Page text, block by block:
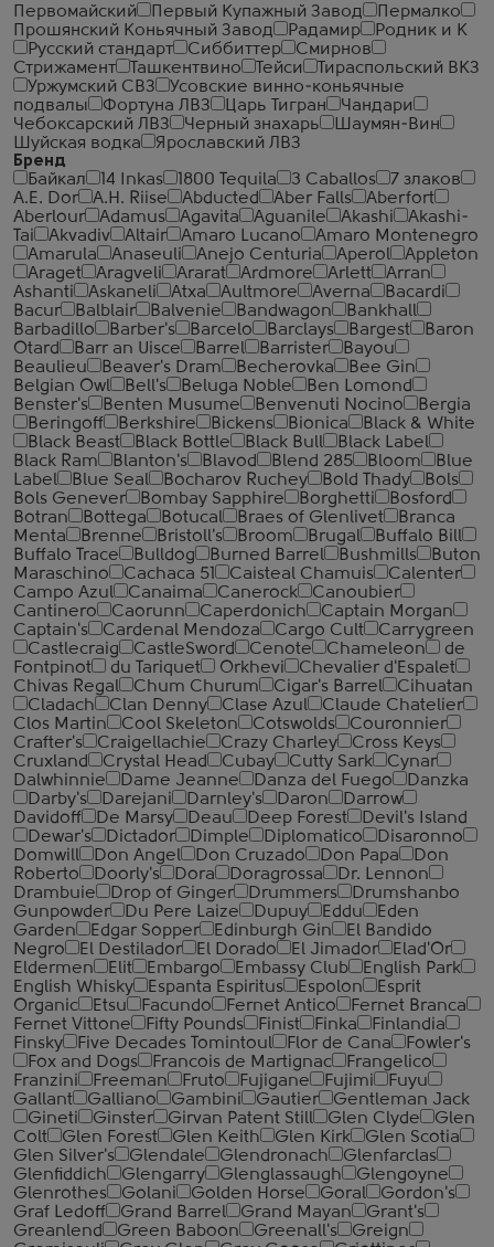
Первомайский
Первый Купажный Завод
Пермалко
Прошянский Коньячный Завод
Радамир
Родник и К
Русский стандарт
Сиббиттер
Смирнов
Стрижамент
Ташкентвино Тейси
Тираспольский ВКЗ
Уржумский СВЗ
Усовские винно-коньячные
подвалы
Фортуна ЛВЗ Царь Тигран
Чандари
Чебоксарский ЛВЗ
Черный знахарь
Шаумян-Вин
Шуйская водка
Ярославский ЛВЗ
Бренд
Байкал
14 Inkas 1800 Tequila 3 Caballos
7 злаков
A.E. Dor
A.H. Riise Abducted Aber Falls
Aberfort
Aberlour
Adamus Agavita Aguanile Akashi
Akashi-
Tai
Akvadiv Altair Amaro Lucano
Amaro Montenegro
Amarula
Anaseuli Anejo Centuria Aperol
Appleton
Araget
Aragveli Ararat Ardmore Arlett
Arran
Ashanti
Askaneli Atxa Aultmore Averna
Bacardi
Bacur
Balblair Balvenie Bandwagon
Bankhall
Barbadillo
Barber's Barcelo Barclays Bargest
Baron
Otard
Barr an Uisce Barrel Barrister
Bayou
Beaulieu
Beaver's Dram Becherovka
Bee Gin
Belgian Owl
Bell's Beluga Noble
Ben Lomond
Benster's
Benten Musume Benvenuti Nocino
Bergia
Beringoff
Berkshire Bickens Bionica
Black & White
Black Beast
Black Bottle Black Bull
Black Label
Black Ram
Blanton's Blavod Blend 285 Bloom
Blue
Label
Blue Seal Bocharov Ruchey Bold Thady
Bols
Bols Genever
Bombay Sapphire Borghetti
Bosford
Botran
Bottega Botucal Braes of Glenlivet
Branca
Menta
Brenne Bristoll's Broom Brugal
Buffalo Bill
Buffalo Trace
Bulldog Burned Barrel Bushmills
Buton
Maraschino
Cachaca 51 Caisteal Chamuis
Calenter
Campo Azul
Canaima Canerock
Canoubier
Cantinero
Caorunn Caperdonich
Captain Morgan
Captain's
Cardenal Mendoza Cargo Cult
Carrygreen
Castlecraig
CastleSword Cenote Chameleon
de
Fontpinot
du Tariquet Orkhevi
Chevalier d'Espalet
Chivas Regal
Chum Churum Cigar's Barrel
Cihuatan
Cladach
Clan Denny Clase Azul
Claude Chatelier
Clos Martin
Cool Skeleton Cotswolds
Couronnier
Crafter's
Craigellachie Crazy Charley
Cross Keys
Cruxland
Crystal Head Cubay Cutty Sark
Cynar
Dalwhinnie
Dame Jeanne Danza del Fuego
Danzka
Darby's
Darejani Darnley's Daron
Darrow
Davidoff
De Marsy Deau Deep Forest
Devil's Island
Dewar's
Dictador Dimple Diplomatico
Disaronno
Domwill
Don Angel Don Cruzado Don Papa
Don
Roberto
Doorly's Dora Doragrossa
Dr. Lennon
Drambuie
Drop of Ginger Drummers
Drumshanbo
Gunpowder
Du Pere Laize Dupuy Eddu
Eden
Garden
Edgar Sopper Edinburgh Gin
El Bandido
Negro
El Destilador El Dorado El Jimador
Elad'Or
Eldermen
Elit Embargo Embassy Club
English Park
English Whisky
Espanta Espiritus Espolon
Esprit
Organic
Etsu Facundo Fernet Antico
Fernet Branca
Fernet Vittone
Fifty Pounds Finist Finka
Finlandia
Finsky
Five Decades Tomintoul Flor de Cana
Fowler's
Fox and Dogs
Francois de Martignac
Frangelico
Franzini
Freeman Fruto Fujigane Fujimi
Fuyu
Gallant
Galliano Gambini Gautier
Gentleman Jack
Gineti
Ginster Girvan Patent Still Glen Clyde
Glen
Colt
Glen Forest Glen Keith Glen Kirk
Glen Scotia
Glen Silver's
Glendale Glendronach
Glenfarclas
Glenfiddich
Glengarry Glenglassaugh
Glengoyne
Glenrothes
Golani Golden Horse Goral
Gordon's
Graf Ledoff
Grand Barrel Grand Mayan
Grant's
Greanlend
Green Baboon Greenall's
Greign